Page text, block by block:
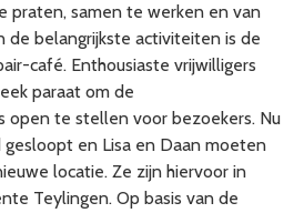
praten, samen te werken en van
de belangrijkste activiteiten is de
café. Enthousiaste vrijwilligers
paraat om de
open te stellen voor bezoekers. Nu
en Lisa en Daan moeten
locatie. Ze zijn hiervoor in
Teylingen. Op basis van de